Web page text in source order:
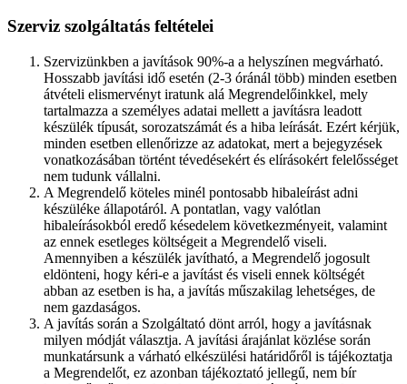
Szerviz szolgáltatás feltételei
Szervizünkben a javítások 90%-a a helyszínen megvárható.
Hosszabb javítási idő esetén (2-3 óránál több) minden esetben
átvételi elismervényt iratunk alá Megrendelőinkkel, mely
tartalmazza a személyes adatai mellett a javításra leadott
készülék típusát, sorozatszámát és a hiba leírását. Ezért kérjük,
minden esetben ellenőrizze az adatokat, mert a bejegyzések
vonatkozásában történt tévedésekért és elírásokért felelősséget
nem tudunk vállalni.
A Megrendelő köteles minél pontosabb hibaleírást adni
készüléke állapotáról. A pontatlan, vagy valótlan
hibaleírásokból eredő késedelem következményeit, valamint
az ennek esetleges költségeit a Megrendelő viseli.
Amennyiben a készülék javítható, a Megrendelő jogosult
eldönteni, hogy kéri-e a javítást és viseli ennek költségét
abban az esetben is ha, a javítás műszakilag lehetséges, de
nem gazdaságos.
A javítás során a Szolgáltató dönt arról, hogy a javításnak
milyen módját választja. A javítási árajánlat közlése során
munkatársunk a várható elkészülési határidőről is tájékoztatja
a Megrendelőt, ez azonban tájékoztató jellegű, nem bír